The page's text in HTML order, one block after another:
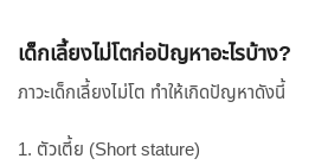
เด็กเลี้ยงไม่โตก่อปัญหาอะไรบ้าง?
ภาวะเด็กเลี้ยงไม่โต ทำให้เกิดปัญหาดังนี้
1. ตัวเตี้ย (Short stature)